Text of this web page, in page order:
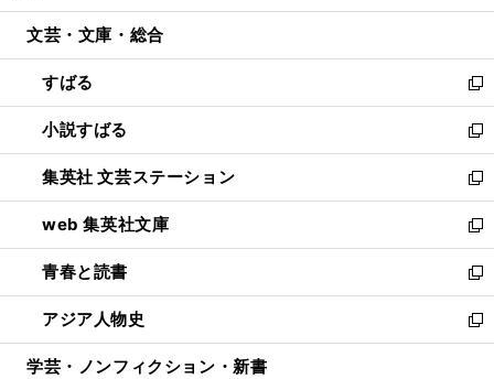
開
ウ
開
く
ン
ウ
で
開
く
ウ
ン
ド
ウ
で
開
く
文芸・文庫・総合
すばる
新
し
い
ウ
ィ
ン
ド
ウ
で
開
く
小説すばる
新
し
い
ウ
ィ
ン
ド
ウ
で
開
集英社 文芸ステーション
新
し
い
ウ
ィ
ン
ド
ウ
web 集英社文庫
新
し
い
ウ
ィ
ン
青春と読書
新
し
い
ウ
アジア人物史
新
し
学芸・ノンフィクション・新書